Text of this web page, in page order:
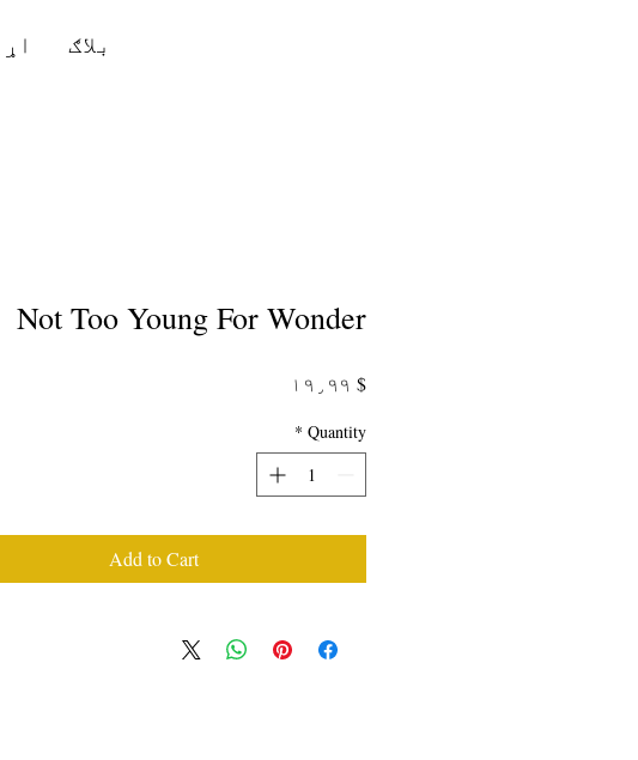
بلاګ
Not Too Young For Wonder
$ ۱۹٫۹۹
Quantity
*
Add to Cart